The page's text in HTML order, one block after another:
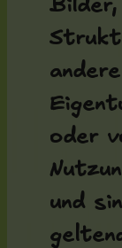
oder
und